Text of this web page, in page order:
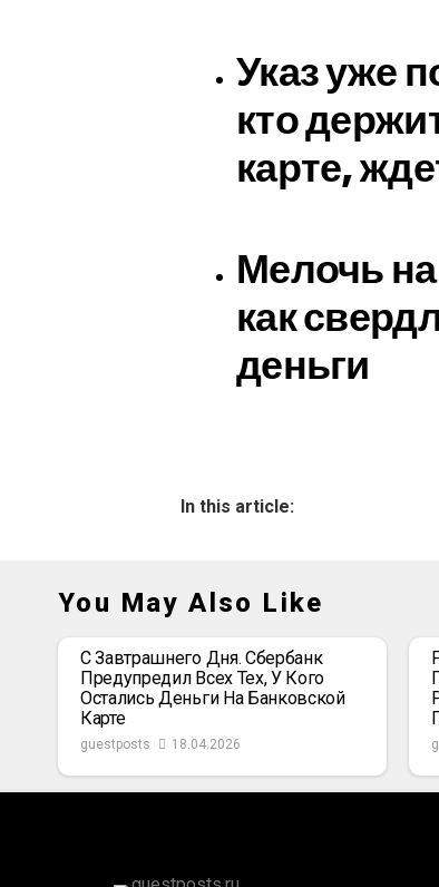
Указ уже
кто
карте,
Мелочь
как
деньги
In this article:
You May Also Like
С Завтрашнего Дня. Сбербанк
Предупредил Всех Тех, У Кого
Остались Деньги На Банковской
Карте
guestposts 18.04.2026